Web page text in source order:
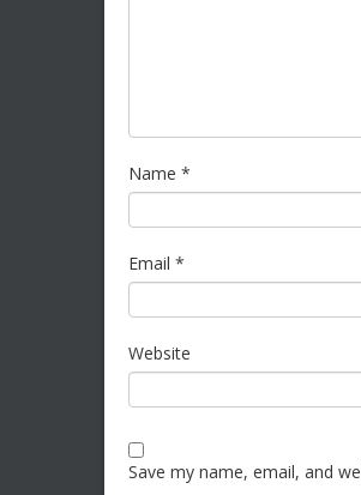
Name *
Email *
Website
Save my name, email, and